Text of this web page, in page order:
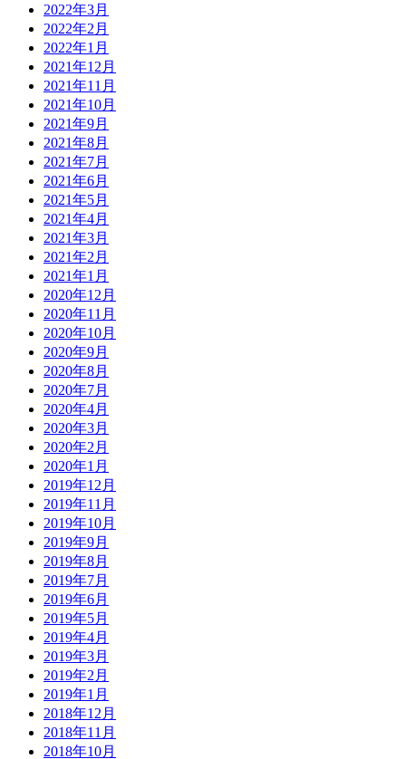
2022年3月
2022年2月
2022年1月
2021年12月
2021年11月
2021年10月
2021年9月
2021年8月
2021年7月
2021年6月
2021年5月
2021年4月
2021年3月
2021年2月
2021年1月
2020年12月
2020年11月
2020年10月
2020年9月
2020年8月
2020年7月
2020年4月
2020年3月
2020年2月
2020年1月
2019年12月
2019年11月
2019年10月
2019年9月
2019年8月
2019年7月
2019年6月
2019年5月
2019年4月
2019年3月
2019年2月
2019年1月
2018年12月
2018年11月
2018年10月